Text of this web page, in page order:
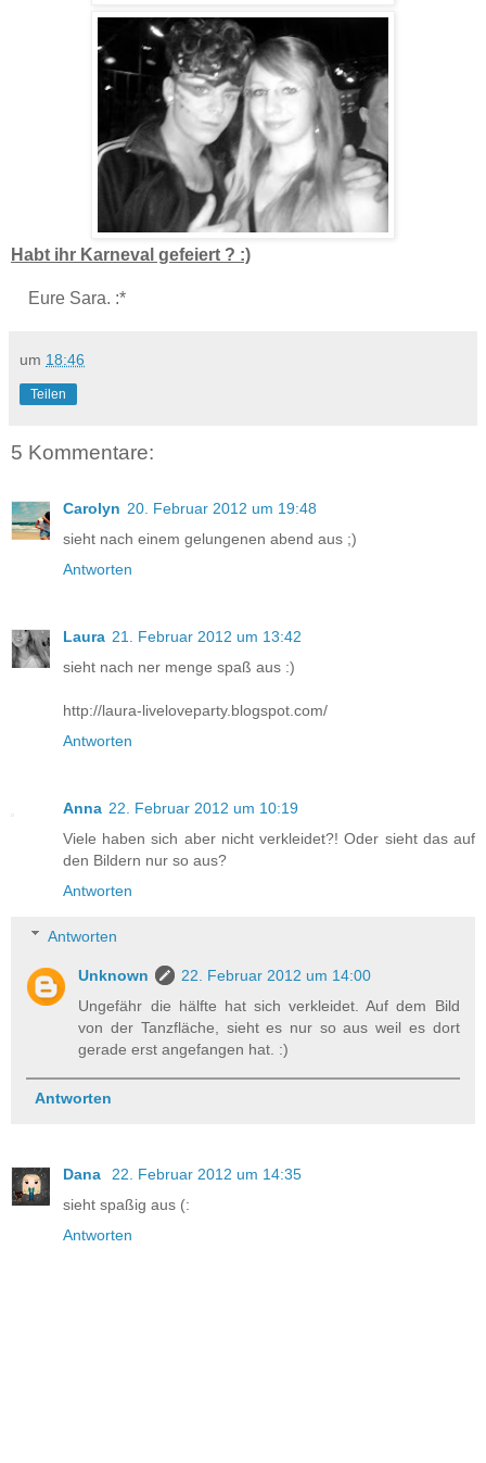
Habt ihr Karneval gefeiert ? :)
Eure Sara. :*
um 18:46
Teilen
5 Kommentare:
Carolyn 20. Februar 2012 um 19:48
sieht nach einem gelungenen abend aus ;)
Antworten
Laura 21. Februar 2012 um 13:42
sieht nach ner menge spaß aus :)
http://laura-liveloveparty.blogspot.com/
Antworten
Anna 22. Februar 2012 um 10:19
Viele haben sich aber nicht verkleidet?! Oder sieht das auf
den Bildern nur so aus?
Antworten
Antworten
Unknown
22. Februar 2012 um 14:00
Ungefähr die hälfte hat sich verkleidet. Auf dem Bild
von der Tanzfläche, sieht es nur so aus weil es dort
gerade erst angefangen hat. :)
Antworten
Dana
22. Februar 2012 um 14:35
sieht spaßig aus (:
Antworten